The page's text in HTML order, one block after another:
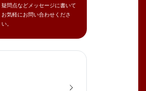
疑問点などメッセージに書いて
お気軽にお問い合わせくださ
い。